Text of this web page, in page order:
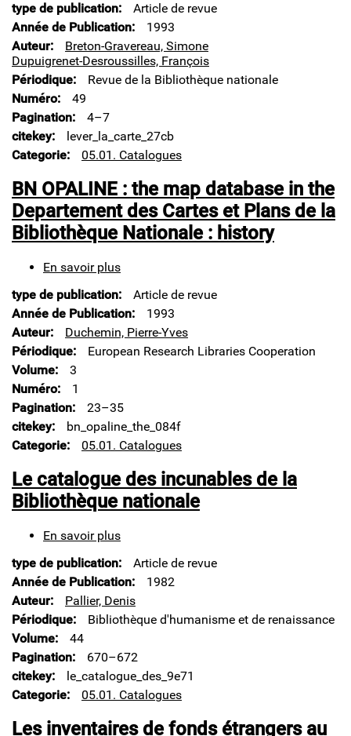
la
carte
:
la
politique
des
livres
imprimés
à
fin
du
XIXe
siècle
type de publication
Article de revue
Année de Publication
1993
Auteur
Breton-Gravereau, Simone
Dupuigrenet-Desroussilles, François
Périodique
Revue de la Bibliothèque nationale
Numéro
49
Pagination
4–7
citekey
lever_la_carte_27cb
Categorie
05.01. Catalogues
BN OPALINE : the map database in the
Departement des Cartes et Plans de la
Bibliothèque Nationale : history
En savoir plus
OPALINE
:
the
map
database
Departement
des
Cartes
et
de
la
Bibliothèque
type de publication
Article de revue
Année de Publication
1993
Auteur
Duchemin, Pierre-Yves
Périodique
European Research Libraries Cooperation
Volume
3
Numéro
1
Pagination
23–35
citekey
bn_opaline_the_084f
Categorie
05.01. Catalogues
Le catalogue des incunables de la
Bibliothèque nationale
En savoir plus
catalogue
des
incunables
de
la
nationale
type de publication
Article de revue
Année de Publication
1982
Auteur
Pallier, Denis
Périodique
Bibliothèque d'humanisme et de renaissance
Volume
44
Pagination
670–672
citekey
le_catalogue_des_9e71
Categorie
05.01. Catalogues
Les inventaires de fonds étrangers au